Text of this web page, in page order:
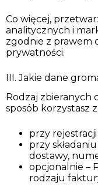
Co więcej,
analitycznych i
zgodnie z prawem
prywatności.
III. Jakie dane
Rodzaj zbieranych
sposób korzystasz
przy rejestracji
przy
dostawy,
opcjonalnie –
rodzaju